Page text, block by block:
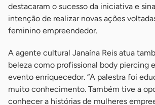
destacaram o sucesso da iniciativa e
intenção de realizar novas ações
feminino empreendedor.
A agente cultural Janaína Reis atua
beleza como profissional body piercing
evento enriquecedor. “A palestra foi
muito conhecimento. Também tive a
conhecer a histórias de mulheres